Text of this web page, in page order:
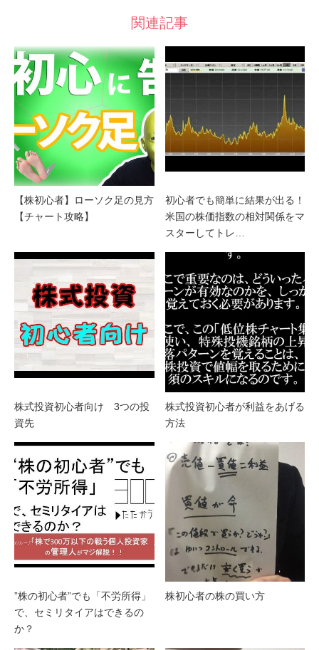
関連記事
【株初心者】ローソク足の見方
【チャート攻略】
初心者でも簡単に結果が出る！
米国の株価指数の相対関係をマ
スターしてトレ…
株式投資初心者向け 3つの投
資先
株式投資初心者が利益をあげる
方法
”株の初心者”でも「不労所得」
で、セミリタイアはできるの
か？
株初心者の株の買い方